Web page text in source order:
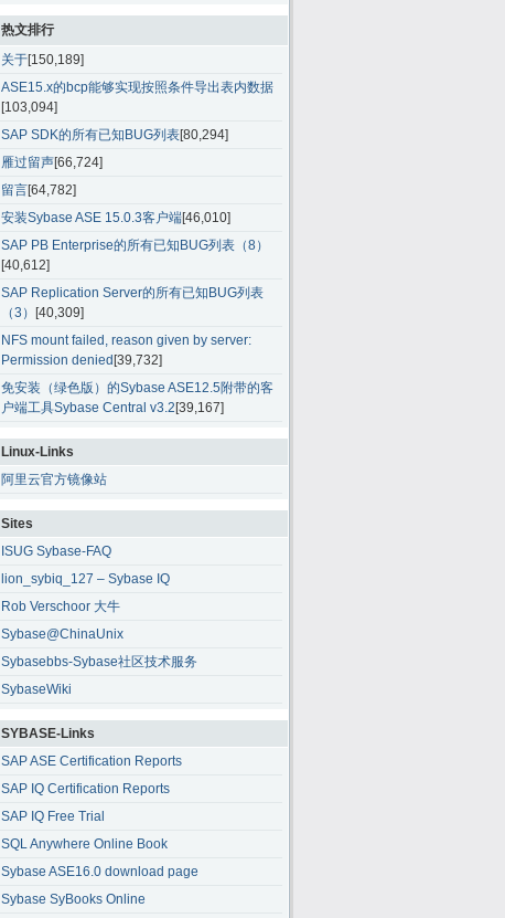
热文排行
关于[150,189]
ASE15.x的bcp能够实现按照条件导出表内数据
[103,094]
SAP SDK的所有已知BUG列表[80,294]
雁过留声[66,724]
留言[64,782]
安装Sybase ASE 15.0.3客户端[46,010]
SAP PB Enterprise的所有已知BUG列表（8）
[40,612]
SAP Replication Server的所有已知BUG列表
（3）
[40,309]
NFS mount failed, reason given by server:
Permission denied [39,732]
免安装（绿色版）的Sybase ASE12.5附带的客
户端工具Sybase Central v3.2 [39,167]
Linux-Links
阿里云官方镜像站
Sites
ISUG Sybase-FAQ
lion_sybiq_127 – Sybase IQ
Rob Verschoor 大牛
Sybase@ChinaUnix
Sybasebbs-Sybase社区技术服务
SybaseWiki
SYBASE-Links
SAP ASE Certification Reports
SAP IQ Certification Reports
SAP IQ Free Trial
SQL Anywhere Online Book
Sybase ASE16.0 download page
Sybase SyBooks Online